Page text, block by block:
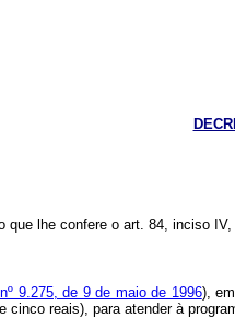
que lhe confere o art. 84, inciso
9.275, de 9 de maio de 1996),
reais), para atender à